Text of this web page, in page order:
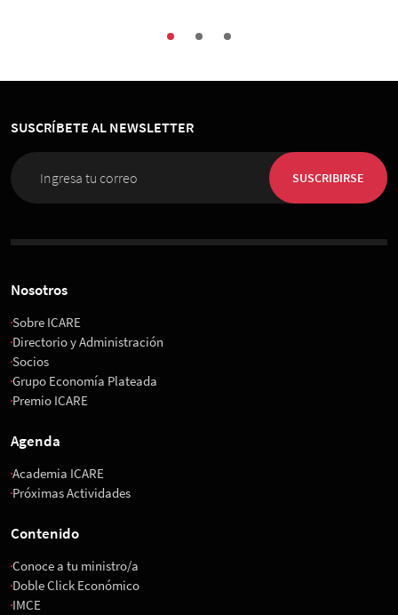
01 de Diciembre 2026, 08:00 horas
Espacio Riesco
SUSCRÍBETE AL NEWSLETTER
SUSCRIBIRSE
Nosotros
Sobre ICARE
Directorio y Administración
Socios
Grupo Economía Plateada
Premio ICARE
Agenda
Academia ICARE
Próximas Actividades
Contenido
Conoce a tu ministro/a
Doble Click Económico
IMCE